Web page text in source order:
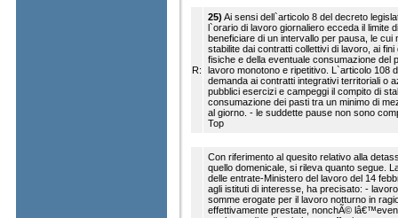
R:
25) Ai sensi dell`articolo 8 del decreto
l`orario di lavoro giornaliero ecceda il limite
beneficiare di un intervallo per pausa, le
stabilite dai contratti collettivi di lavoro, ai
fisiche e della eventuale consumazione del
lavoro monotono e ripetitivo. L`articolo 108
demanda ai contratti integrativi territoriali o
pubblici esercizi e campeggi il compito di
consumazione dei pasti tra un minimo di
al giorno. - le suddette pause non sono
Top
Con riferimento al quesito relativo alla
quello domenicale, si rileva quanto segue.
delle entrate-Ministero del lavoro del 14
agli istituti di interesse, ha precisato: -
somme erogate per il lavoro notturno in
effettivamente prestate, nonchÃ©